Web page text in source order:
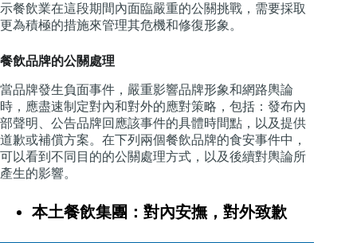
示餐飲業在這段期間內面臨嚴重的公關挑戰，需要採取
更為積極的措施來管理其危機和修復形象。
餐飲品牌的公關處理
當品牌發生負面事件，嚴重影響品牌形象和網路輿論
時，應盡速制定對內和對外的應對策略，包括：發布內
部聲明、公告品牌回應該事件的具體時間點，以及提供
道歉或補償方案。在下列兩個餐飲品牌的食安事件中，
可以看到不同目的的公關處理方式，以及後續對輿論所
產生的影響。
本土餐飲集團：對內安撫，對外致歉